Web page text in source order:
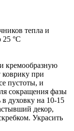
тепла и
25 °C
кремообразную
коврику при
пустоты, и
сокращения фазы
духовку на 10-15
декор,
Украсить